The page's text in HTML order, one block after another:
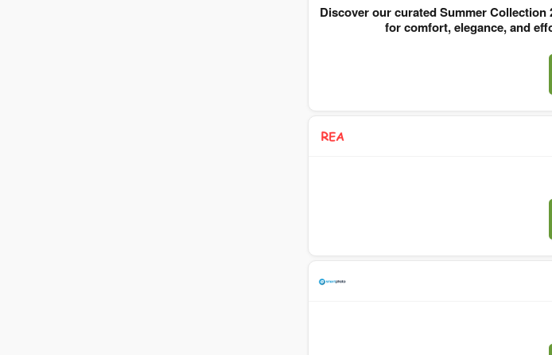
Discover our curated Summer
for comfort, elegance, and